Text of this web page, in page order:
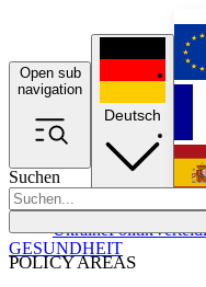
Open sub
navigation
Suchen
POLICY AREAS
UkrainePolitik
Deutsch
GESUNDHEIT